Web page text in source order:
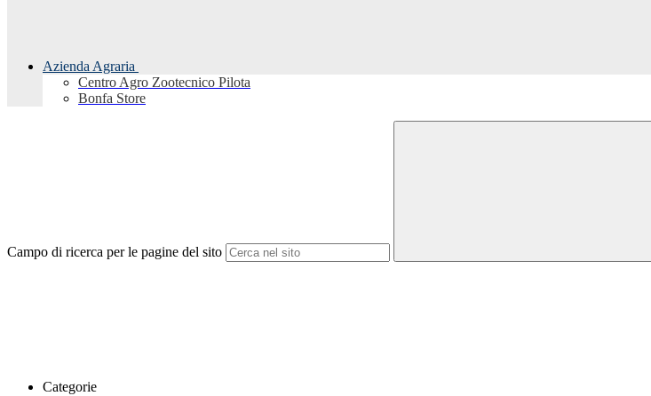
Azienda Agraria
Centro Agro Zootecnico Pilota
Bonfa Store
Campo di ricerca per le pagine del sito
Categorie